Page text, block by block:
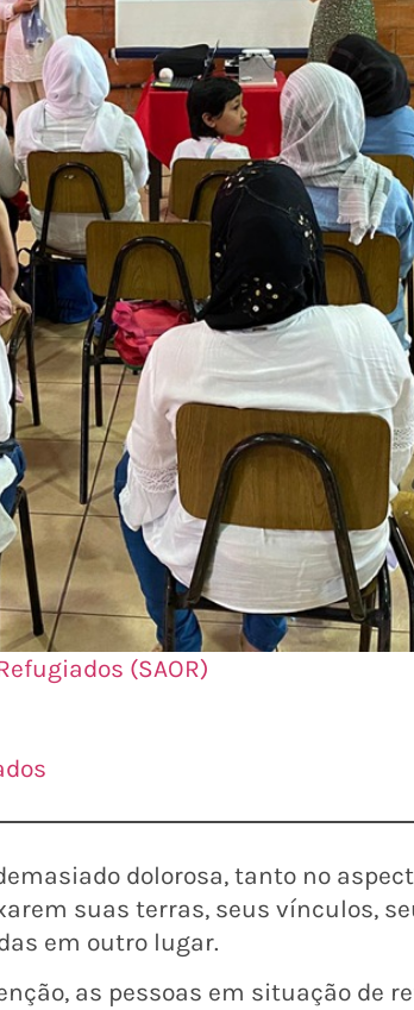
(SAOR)
dolorosa, tanto no
suas terras, seus vínculos,
em outro lugar.
as pessoas em situação de